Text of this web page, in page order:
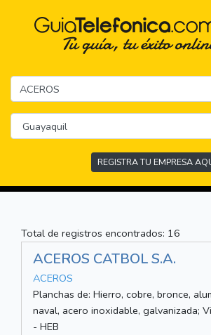
REGISTRA TU EMPRESA
Total de registros encontrados: 16
ACEROS CATBOL S.A.
ACEROS
Planchas de: Hierro, cobre, bronce,
naval, acero inoxidable, galvanizada;
- HEB